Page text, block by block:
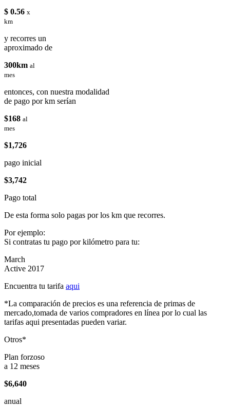
$ 0.56 x
km
y recorres un
aproximado de
300km al
mes
entonces, con nuestra modalidad
de pago por km serían
$168 al
mes
$1,726
pago inicial
$3,742
Pago total
De esta forma solo pagas por los km que recorres.
Por ejemplo:
Si contratas tu pago por kilómetro para tu:
March
Active 2017
Encuentra tu tarifa aqui
*La comparación de precios es una referencia de primas de
mercado,tomada de varios compradores en línea por lo cual las
tarifas aqui presentadas pueden variar.
Otros*
Plan forzoso
a 12 meses
$6,640
anual